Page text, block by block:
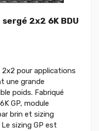
2x2 6K BDU
pour applications
une grande
poids. Fabriqué
GP, module
brin et sizing
Le sizing GP est